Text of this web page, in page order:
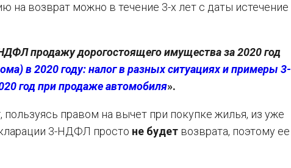
на возврат можно в течение 3-х лет с даты истечение
продажу дорогостоящего имущества за 2020 год
в 2020 году: налог в разных ситуациях и примеры 3-
год при продаже автомобиля».
пользуясь правом на вычет при покупке жилья, из уже
3-НДФЛ просто не будет возврата, поэтому ее